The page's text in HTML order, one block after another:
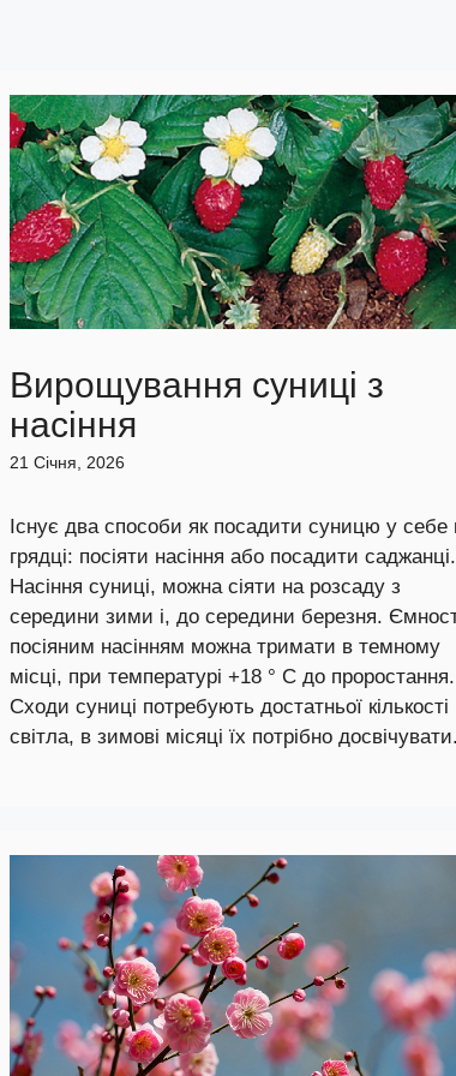
Вирощування суниці з
насіння
21 Січня, 2026
Існує два способи як посадити суницю у себе
грядці: посіяти насіння або посадити саджанці.
Насіння суниці, можна сіяти на розсаду з
середини зими і, до середини березня.
посіяним насінням можна тримати в темному
місці, при температурі +18 ° С до проростання.
Сходи суниці потребують достатньої кількості
світла, в зимові місяці їх потрібно